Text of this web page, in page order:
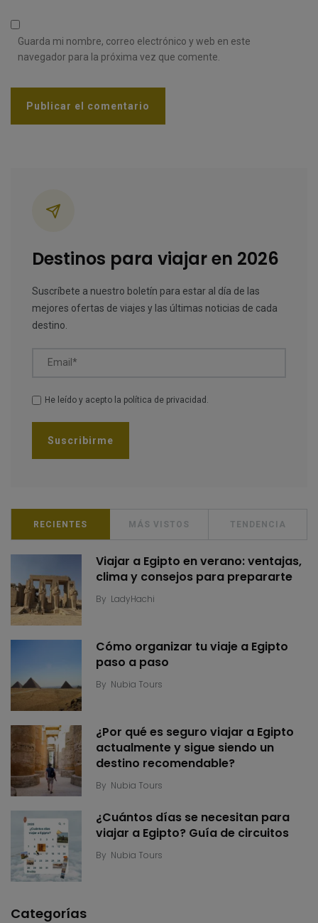
Guarda mi nombre, correo electrónico y web en este
navegador para la próxima vez que comente.
Destinos para viajar en 2026
Suscríbete a nuestro boletín para estar al día de las
mejores ofertas de viajes y las últimas noticias de cada
destino.
Email*
He leído y acepto la política de privacidad
RECIENTES MÁS VISTOS TENDENCIA
Viajar a Egipto en verano: ventajas,
clima y consejos para prepararte
By LadyHachi
Cómo organizar tu viaje a Egipto
paso a paso
By Nubia Tours
¿Por qué es seguro viajar a Egipto
actualmente y sigue siendo un
destino recomendable?
By Nubia Tours
¿Cuántos días se necesitan para
viajar a Egipto? Guía de circuitos
By Nubia Tours
Categorías